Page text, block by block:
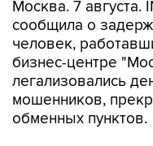
человек,
бизнес-центре
легализовались
мошенников,
обменных пунктов.
"Во